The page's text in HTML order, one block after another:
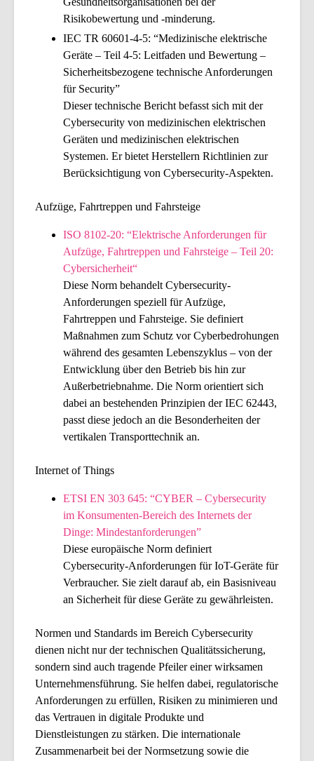
Risikobewertung und -minderung.
IEC TR 60601-4-5: “Medizinische elektrische
Geräte – Teil 4-5: Leitfaden und Bewertung –
Sicherheitsbezogene technische Anforderungen
für Security”
Dieser technische Bericht befasst sich mit der
Cybersecurity von medizinischen elektrischen
Geräten und medizinischen elektrischen
Systemen. Er bietet Herstellern Richtlinien zur
Berücksichtigung von Cybersecurity-Aspekten.
Aufzüge, Fahrtreppen und Fahrsteige
ISO 8102-20: “Elektrische Anforderungen für
Aufzüge, Fahrtreppen und Fahrsteige – Teil 20:
Cybersicherheit“
Diese Norm behandelt Cybersecurity-
Anforderungen speziell für Aufzüge,
Fahrtreppen und Fahrsteige. Sie definiert
Maßnahmen zum Schutz vor Cyberbedrohungen
während des gesamten Lebenszyklus – von der
Entwicklung über den Betrieb bis hin zur
Außerbetriebnahme. Die Norm orientiert sich
dabei an bestehenden Prinzipien der IEC 62443,
passt diese jedoch an die Besonderheiten der
vertikalen Transporttechnik an.
Internet of Things
ETSI EN 303 645: “CYBER – Cybersecurity
im Konsumenten-Bereich des Internets der
Dinge: Mindestanforderungen”
Diese europäische Norm definiert
Cybersecurity-Anforderungen für IoT-Geräte für
Verbraucher. Sie zielt darauf ab, ein Basisniveau
an Sicherheit für diese Geräte zu gewährleisten.
Normen und Standards im Bereich Cybersecurity
dienen nicht nur der technischen Qualitätssicherung,
sondern sind auch tragende Pfeiler einer wirksamen
Unternehmensführung. Sie helfen dabei, regulatorische
Anforderungen zu erfüllen, Risiken zu minimieren und
das Vertrauen in digitale Produkte und
Dienstleistungen zu stärken. Die internationale
Zusammenarbeit bei der Normsetzung sowie die